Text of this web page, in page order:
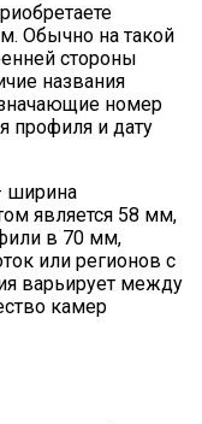
Обычно на такой
стороны
названия
номер
профиля и дату
ширина
является 58 мм,
в 70 мм,
или регионов с
варьирует между
камер